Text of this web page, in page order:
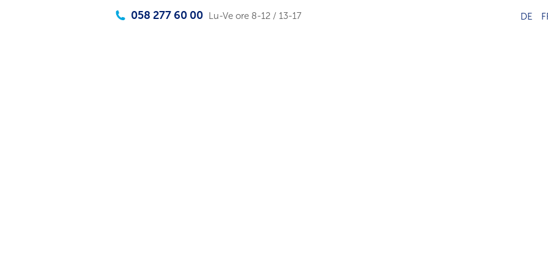
058 277 60 00 Lu-Ve ore 8-12 / 13-17 DE